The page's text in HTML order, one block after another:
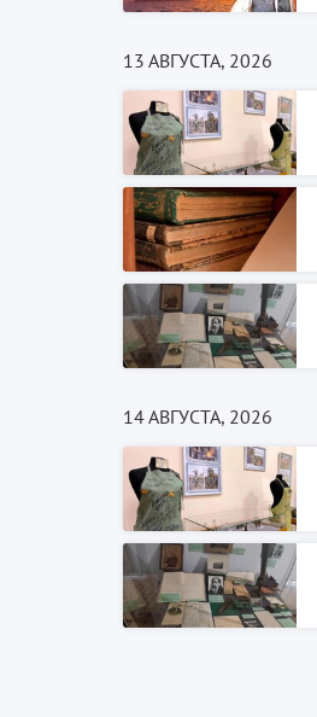
13 АВГУСТА, 2026
14 АВГУСТА, 2026